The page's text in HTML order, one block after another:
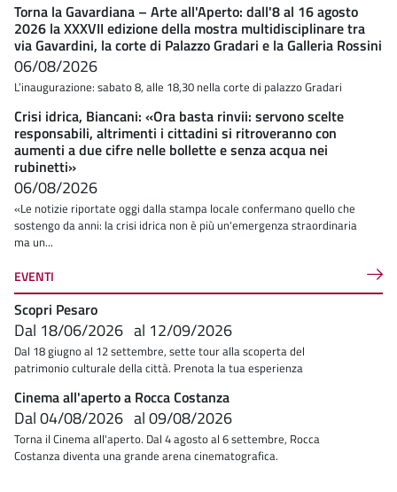
Torna la Gavardiana – Arte all'Aperto: dall'8 al 16 agosto
2026 la XXXVII edizione della mostra multidisciplinare tra
via Gavardini, la corte di Palazzo Gradari e la Galleria Rossini
06/08/2026
L’inaugurazione: sabato 8, alle 18,30 nella corte di palazzo Gradari
Crisi idrica, Biancani: «Ora basta rinvii: servono scelte
responsabili, altrimenti i cittadini si ritroveranno con
aumenti a due cifre nelle bollette e senza acqua nei
rubinetti»
06/08/2026
«Le notizie riportate oggi dalla stampa locale confermano quello che
sostengo da anni: la crisi idrica non è più un'emergenza straordinaria
ma un...
EVENTI
Scopri Pesaro
Dal 18/06/2026 al 12/09/2026
Dal 18 giugno al 12 settembre, sette tour alla scoperta del
patrimonio culturale della città. Prenota la tua esperienza
Cinema all'aperto a Rocca Costanza
Dal04/08/2026 al09/08/2026
Torna il Cinema all'aperto. Dal 4 agosto al 6 settembre, Rocca
Costanza diventa una grande arena cinematografica.